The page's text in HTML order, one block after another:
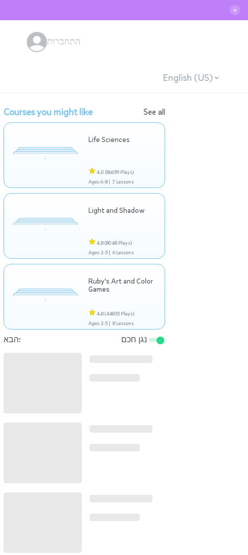
✕
התחברות
English (US)
Courses you might like See all
Life Sciences
4.0 (86659 Plays)
Ages 6-8 | 7 Lessons
Light and Shadow
4.8(8048 Plays)
Ages 2-5 | 6 Lessons
Ruby's Art and Color
Games
4.8(44835 Plays)
Ages 2-5 | 8 Lessons
הבא: